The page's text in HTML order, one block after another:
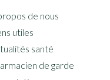
de nous
utiles
santé
de garde